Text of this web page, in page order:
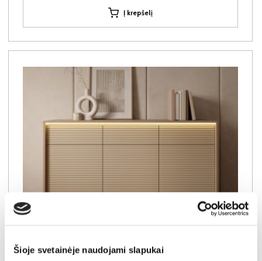
Šioje svetainėje naudojami slapukai
Į krepšelį
SEMI C komoda-indauja 3D3S